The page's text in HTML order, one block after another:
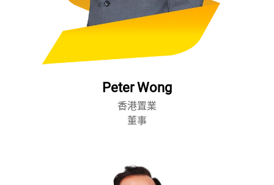
Peter Wong
香港置業
董事